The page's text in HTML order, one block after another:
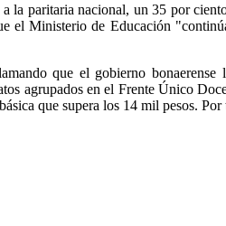
la paritaria nacional, un 35 por
Ministerio de Educación
que el gobierno
agrupados en el Frente Único
que supera los 14 mil pesos.